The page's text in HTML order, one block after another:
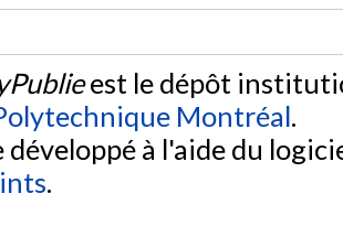
est le dépôt
Montréal.
développé à l'aide du
.